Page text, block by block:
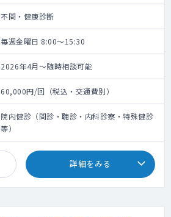
不問・健康診断
毎週金曜日 8:00～15:30
2026年4月～随時相談可能
60,000円/回（税込・交通費別）
院内健診（問診・聴診・内科診察・特殊健診
等）
詳細をみる